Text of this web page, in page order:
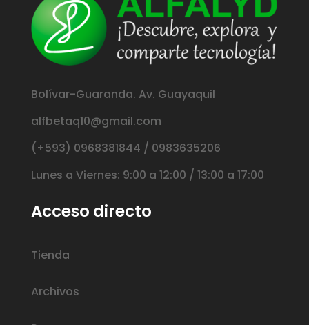
Bolívar-Guaranda. Av. Guayaquil
alfbetaq10@gmail.com
(+593) 0968381844 / 0983635206
Lunes a Viernes: 9:00 a 12:00 / 13:00 a 17:00
Acceso directo
Tienda
Archivos